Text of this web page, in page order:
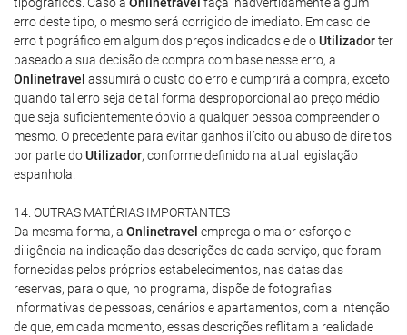
erro deste tipo, o mesmo será corrigido de imediato. Em caso de
erro tipográfico em algum dos preços indicados e de oUtilizadorter
baseado a sua decisão de compra com base nesse erro, a
Onlinetravel assumirá o custo do erro e cumprirá a compra, exceto
quando tal erro seja de tal forma desproporcional ao preço médio
que seja suficientemente óbvio a qualquer pessoa compreender o
mesmo. O precedente para evitar ganhos ilícito ou abuso de direitos
por parte doUtilizador, conforme definido na atual legislação
espanhola.
14. OUTRAS MATÉRIAS IMPORTANTES
Da mesma forma, a Onlinetravel emprega o maior esforço e
diligência na indicação das descrições de cada serviço, que foram
fornecidas pelos próprios estabelecimentos, nas datas das
reservas, para o que, no programa, dispõe de fotografias
informativas de pessoas, cenários e apartamentos, com a intenção
de que, em cada momento, essas descrições reflitam a realidade